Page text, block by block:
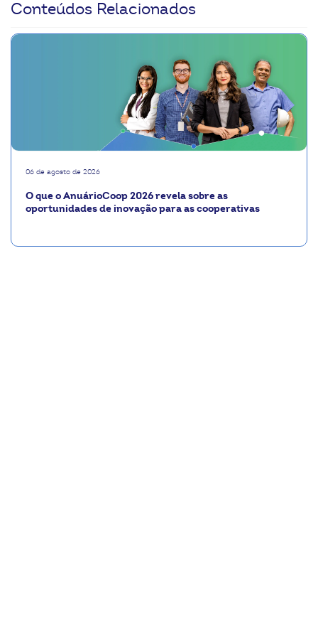
Conteúdos Relacionados
06 de agosto de 2026
O que o AnuárioCoop 2026 revela sobre as
oportunidades de inovação para as cooperativas